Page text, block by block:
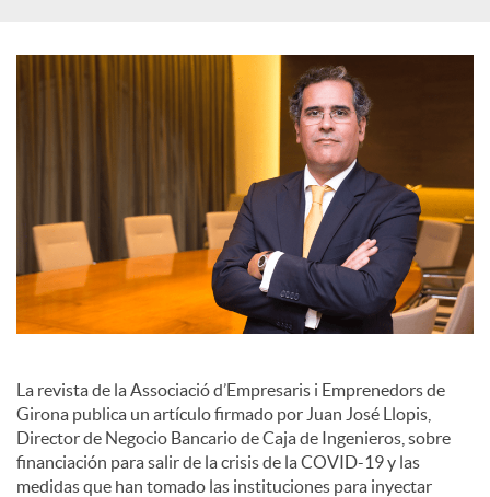
S
a
l
e
La revista de la Associació d’Empresaris i Emprenedors de
Girona publica un artículo firmado por Juan José Llopis,
Director de Negocio Bancario de Caja de Ingenieros, sobre
financiación para salir de la crisis de la COVID-19 y las
medidas que han tomado las instituciones para inyectar